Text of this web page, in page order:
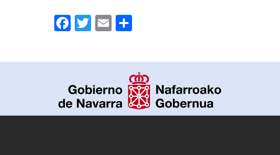
Facebook
Twitter
Email